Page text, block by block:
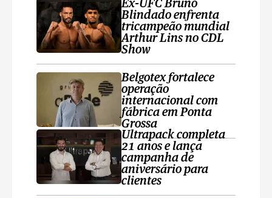
Ex-UFC Bruno
Blindado enfrenta
tricampeão mundial
Arthur Lins no CDL
Show
Belgotex fortalece
operação
internacional com
fábrica em Ponta
Grossa
Ultrapack completa
21 anos e lança
campanha de
aniversário para
clientes